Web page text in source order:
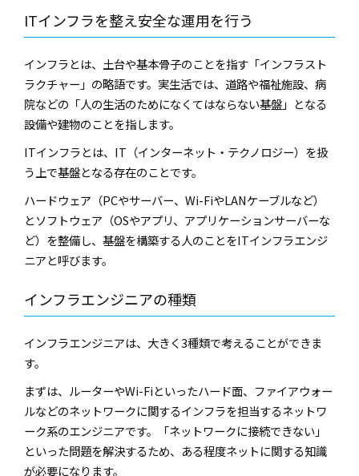
ITインフラを整え安全な運用を行う
インフラとは、土台や基本骨子のことを指す「インフラスト
ラクチャー」の略語です。実生活では、道路や福祉施設、病
院などの「人の生活のためになくてはならない基盤」となる
設備や建物のことを指します。
ITインフラとは、IT（インターネット・テクノロジー）を扱
う上で基盤となる存在のことです。
ハードウェア（PCやサーバー、Wi-FiやLANケーブルなど）
とソフトウェア（OSやアプリ、アプリケーションサーバーな
ど）を整備し、基盤を構築する人のことをITインフラエンジ
ニアと呼びます。
インフラエンジニアの種類
インフラエンジニアは、大きく3種類で考えることができま
す。
まずは、ルーターやWi-Fiといったハード面、ファイアウォー
ルなどのネットワークに関するインフラを担当するネットワ
ーク系のエンジニアです。「ネットワークに接続できない」
といった問題を解決するため、ある程度ネットに関する知識
が必要になります。